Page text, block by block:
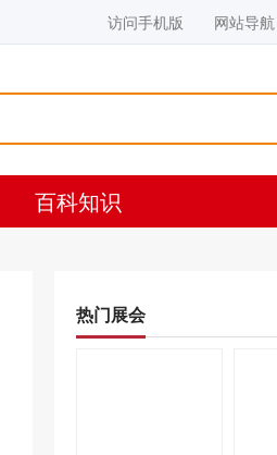
访问手机版 网站导航
百科知识
热门展会